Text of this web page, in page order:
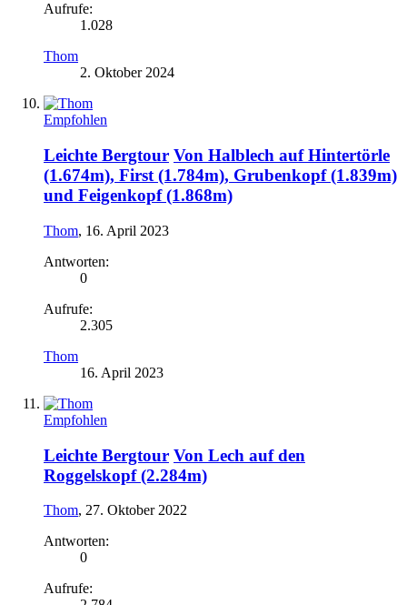
Aufrufe:
1.028
Thom
2. Oktober 2024
Empfohlen
Leichte Bergtour Von Halblech auf Hintertörle
(1.674m), First (1.784m), Grubenkopf (1.839m)
und Feigenkopf (1.868m)
Thom, 16. April 2023
Antworten:
0
Aufrufe:
2.305
Thom
16. April 2023
Empfohlen
Leichte Bergtour Von Lech auf den
Roggelskopf (2.284m)
Thom, 27. Oktober 2022
Antworten:
0
Aufrufe: